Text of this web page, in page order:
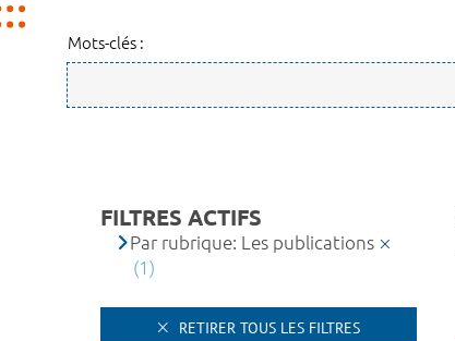
Mots-clés :
FILTRES ACTIFS
Par rubrique: Les publications
(1)
RETIRER TOUS LES FILTRES